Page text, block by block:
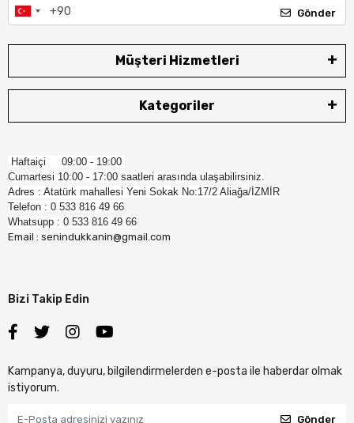
Gönder
Müşteri Hizmetleri
Kategoriler
Haftaiçi 09:00 - 19:00
Cumartesi 10:00 - 17:00 saatleri arasında ulaşabilirsiniz.
Adres : Atatürk mahallesi Yeni Sokak No:17/2 Aliağa/İZMİR
Telefon : 0 533 816 49 66
Whatsupp : 0 533 816 49 66
Email : senindukkanin@gmail.com
Bizi Takip Edin
Kampanya, duyuru, bilgilendirmelerden e-posta ile haberdar olmak
istiyorum.
Gönder